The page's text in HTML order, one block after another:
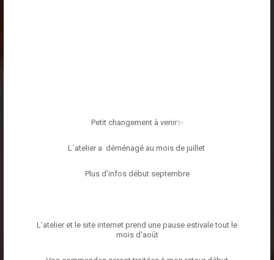
Petit changement à venir✨️
L´atelier a déménagé au mois de juillet
Plus d'infos début septembre
L'atelier et le site internet prend une pause estivale tout le
mois d'août